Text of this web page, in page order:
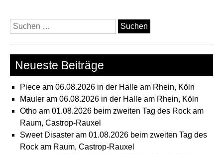
Suchen
nach:
Neueste Beiträge
Piece am 06.08.2026 in der Halle am Rhein, Köln
Mauler am 06.08.2026 in der Halle am Rhein, Köln
Otho am 01.08.2026 beim zweiten Tag des Rock am
Raum, Castrop-Rauxel
Sweet Disaster am 01.08.2026 beim zweiten Tag des
Rock am Raum, Castrop-Rauxel